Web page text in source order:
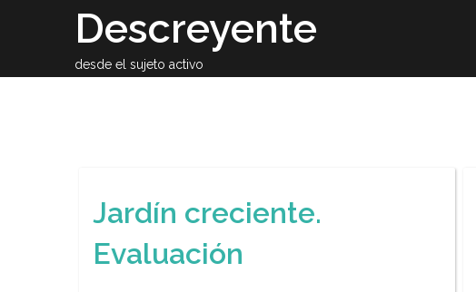
Descreyente
desde el sujeto activo
Jardín creciente.
Evaluación